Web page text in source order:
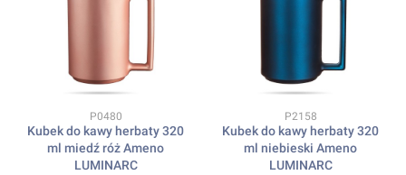
Kod produktu
P0480
Kubek do kawy herbaty 320
ml miedź róż Ameno
LUMINARC
Kod produktu
P2158
Kubek do kawy herbaty 320
ml niebieski Ameno
LUMINARC